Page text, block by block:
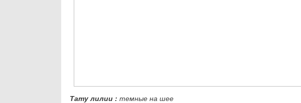
Тату лилии : темные на шее